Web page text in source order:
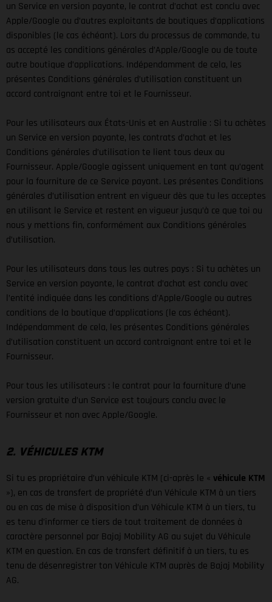
un Service en version payante, le contrat d’achat est conclu avec
Apple/Google ou d’autres exploitants de boutiques d’applications
disponibles (le cas échéant). Lors du processus de commande, tu
as accepté les conditions générales d’Apple/Google ou de toute
autre boutique d’applications. Indépendamment de cela, les
présentes Conditions générales d’utilisation constituent un
accord contraignant entre toi et le Fournisseur.
Pour les utilisateurs aux États-Unis et en Australie : Si tu achètes
un Service en version payante, les contrats d’achat et les
Conditions générales d’utilisation te lient tous deux au
Fournisseur. Apple/Google agissent uniquement en tant qu’agent
pour la fourniture de ce Service payant. Les présentes Conditions
générales d’utilisation entrent en vigueur dès que tu les acceptes
en utilisant le Service et restent en vigueur jusqu’à ce que toi ou
nous y mettions fin, conformément aux Conditions générales
d’utilisation.
Pour les utilisateurs dans tous les autres pays : Si tu achètes un
Service en version payante, le contrat d’achat est conclu avec
l’entité indiquée dans les conditions d’Apple/Google ou autres
conditions de la boutique d’applications (le cas échéant).
Indépendamment de cela, les présentes Conditions générales
d’utilisation constituent un accord contraignant entre toi et le
Fournisseur.
Pour tous les utilisateurs : le contrat pour la fourniture d’une
version gratuite d’un Service est toujours conclu avec le
Fournisseur et non avec Apple/Google.
2. VÉHICULES KTM
Si tu es propriétaire d’un véhicule KTM (ci-après le « véhicule KTM
»), en cas de transfert de propriété d’un Véhicule KTM à un tiers
ou en cas de mise à disposition d’un Véhicule KTM à un tiers, tu
es tenu d’informer ce tiers de tout traitement de données à
caractère personnel par Bajaj Mobility AG au sujet du Véhicule
KTM en question. En cas de transfert définitif à un tiers, tu es
tenu de désenregistrer ton Véhicule KTM auprès de Bajaj Mobility
AG.